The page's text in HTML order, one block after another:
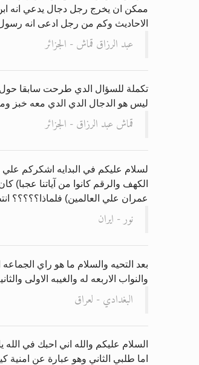
ممكن ان يخرج رجل دجال يدعي انه ابن
الاحاديث وكم من رجل ادعى انه رسول
عبد الرزاق قماش - الجزائر
تكملة للسؤال الدي طرحت سابقا حول
ليس هو الدجال الدي الدي معه خبز
قماش عبد الرزاق - الجزائر
لسلام عليكم في البدايه اشكركم علي
الكهف والرقم كانوا من آياتنا عجبا)
عمران علي العالمين) فلماذا؟؟؟؟؟
نور - ايران
بعد التحيه والسلام ما هو راي
والنواب الاربعه له والغيبه الاولى
البغدادي - لعراق
السلام عليكم والله اني احبك في
اما طلبي الثاني وهو عبارة عن